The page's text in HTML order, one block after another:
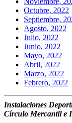
Octubre, 2022
Septiembre,
Agosto, 2022
Julio, 2022
Junio, 2022
Mayo, 2022
Abril, 2022
Marzo, 2022
Febrero, 2022
Instalaciones
Círculo Mercantil e